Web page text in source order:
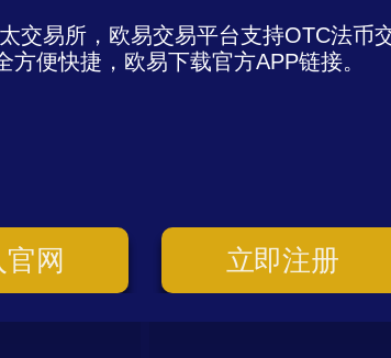
交易所，欧易交易平台支持OTC法币
方便快捷，欧易下载官方APP链接。
网 立即注册